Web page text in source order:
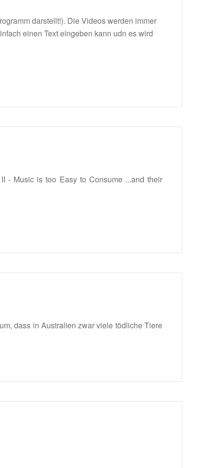
darstellt!). Die Videos werden immer
einen Text eingeben kann udn es wird
- Music is too Easy to Consume ...and their
dass in Australien zwar viele tödliche Tiere